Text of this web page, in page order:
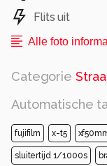
Flits uit
Alle foto
Categorie
Automatische
fujifilm x-t5
sluitertijd 1/1000s